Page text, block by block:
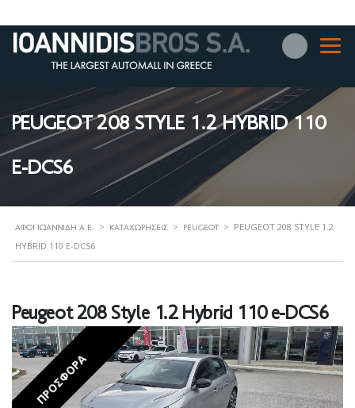
PEUGEOT 208 STYLE 1.2 HYBRID 110
E-DCS6
ΑΦΟΊ ΙΩΑΝΝΊΔΗ Α.Ε. > ΚΑΤΑΧΩΡΉΣΕΙΣ > PEUGEOT > PEUGEOT 208 STYLE 1.2
HYBRID 110 E-DCS6
Peugeot 208 Style 1.2 Hybrid 110 e-DCS6
ΠΡΟΣΦΟΡΑ